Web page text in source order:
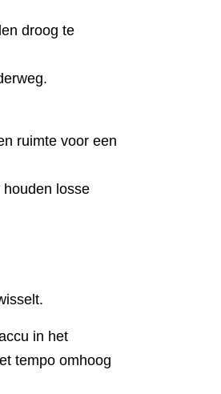
droog te
ruimte voor een
losse
in het
tempo omhoog